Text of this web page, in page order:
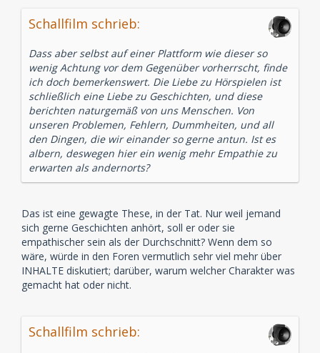
Schallfilm schrieb:
Dass aber selbst auf einer Plattform wie dieser so
wenig Achtung vor dem Gegenüber vorherrscht, finde
ich doch bemerkenswert. Die Liebe zu Hörspielen ist
schließlich eine Liebe zu Geschichten, und diese
berichten naturgemäß von uns Menschen. Von
unseren Problemen, Fehlern, Dummheiten, und all
den Dingen, die wir einander so gerne antun. Ist es
albern, deswegen hier ein wenig mehr Empathie zu
erwarten als andernorts?
Das ist eine gewagte These, in der Tat. Nur weil jemand
sich gerne Geschichten anhört, soll er oder sie
empathischer sein als der Durchschnitt? Wenn dem so
wäre, würde in den Foren vermutlich sehr viel mehr über
INHALTE diskutiert; darüber, warum welcher Charakter was
gemacht hat oder nicht.
Schallfilm schrieb: